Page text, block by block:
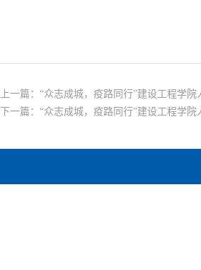
上一篇： “众志成城，疫路同行”建设工程学
下一篇： “众志成城，疫路同行”建设工程学